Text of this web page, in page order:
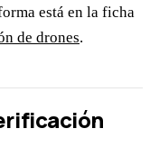
está en la ficha
de drones.